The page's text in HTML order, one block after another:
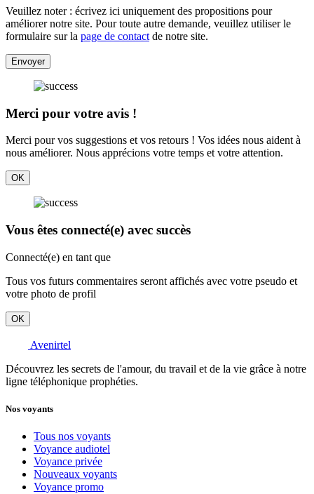
Veuillez noter : écrivez ici uniquement des propositions pour
améliorer notre site. Pour toute autre demande, veuillez utiliser le
formulaire sur la page de contact de notre site.
Envoyer
Merci pour votre avis !
Merci pour vos suggestions et vos retours ! Vos idées nous aident à
nous améliorer. Nous apprécions votre temps et votre attention.
OK
Vous êtes connecté(e) avec succès
Connecté(e) en tant que
Tous vos futurs commentaires seront affichés avec votre pseudo et
votre photo de profil
OK
Avenirtel
Découvrez les secrets de l'amour, du travail et de la vie grâce à notre
ligne téléphonique prophéties.
Nos voyants
Tous nos voyants
Voyance audiotel
Voyance privée
Nouveaux voyants
Voyance promo